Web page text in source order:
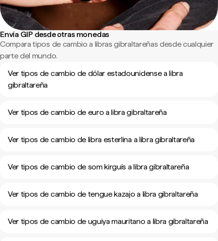
Envía GIP desde otras monedas
Compara tipos de cambio a libras gibraltareñas desde cualquier
parte del mundo.
Ver tipos de cambio de dólar estadounidense a libra
gibraltareña
Ver tipos de cambio de euro a libra gibraltareña
Ver tipos de cambio de libra esterlina a libra gibraltareña
Ver tipos de cambio de som kirguís a libra gibraltareña
Ver tipos de cambio de tengue kazajo a libra gibraltareña
Ver tipos de cambio de uguiya mauritano a libra gibraltareña